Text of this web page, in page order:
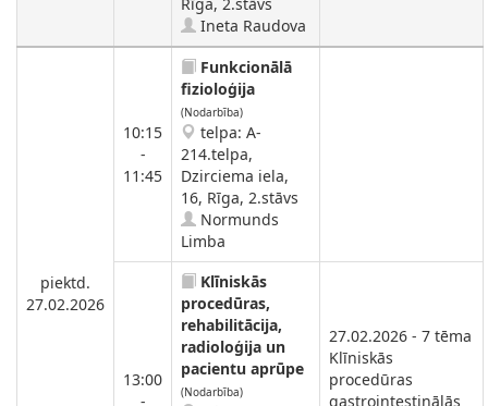
Ineta Raudova
piektd.
27.02.2026
10:15
-
11:45
Funkcionālā
fizioloģija
(Nodarbība)
telpa: A-
214.telpa,
Dzirciema iela,
16, Rīga, 2.stāvs
Normunds
Limba
13:00
-
Klīniskās
procedūras,
rehabilitācija,
radioloģija un
pacientu aprūpe
(Nodarbība)
27.02.2026 - 7 tēma
Klīniskās
procedūras
gastrointestinālās